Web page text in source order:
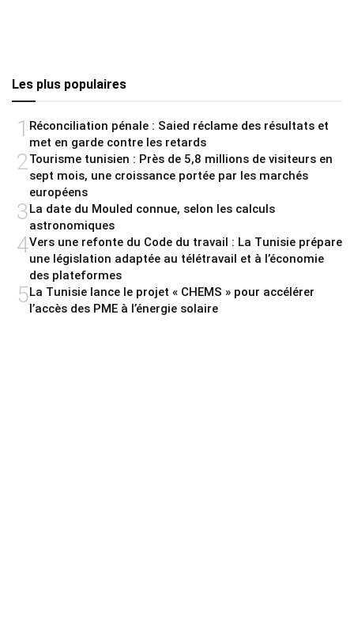
Les plus populaires
1 Réconciliation pénale : Saied réclame des résultats et
met en garde contre les retards
2 Tourisme tunisien : Près de 5,8 millions de visiteurs en
sept mois, une croissance portée par les marchés
européens
3La date du Mouled connue, selon les calculs
astronomiques
4Vers une refonte du Code du travail : La Tunisie prépare
une législation adaptée au télétravail et à l’économie
des plateformes
5La Tunisie lance le projet « CHEMS » pour accélérer
l’accès des PME à l’énergie solaire